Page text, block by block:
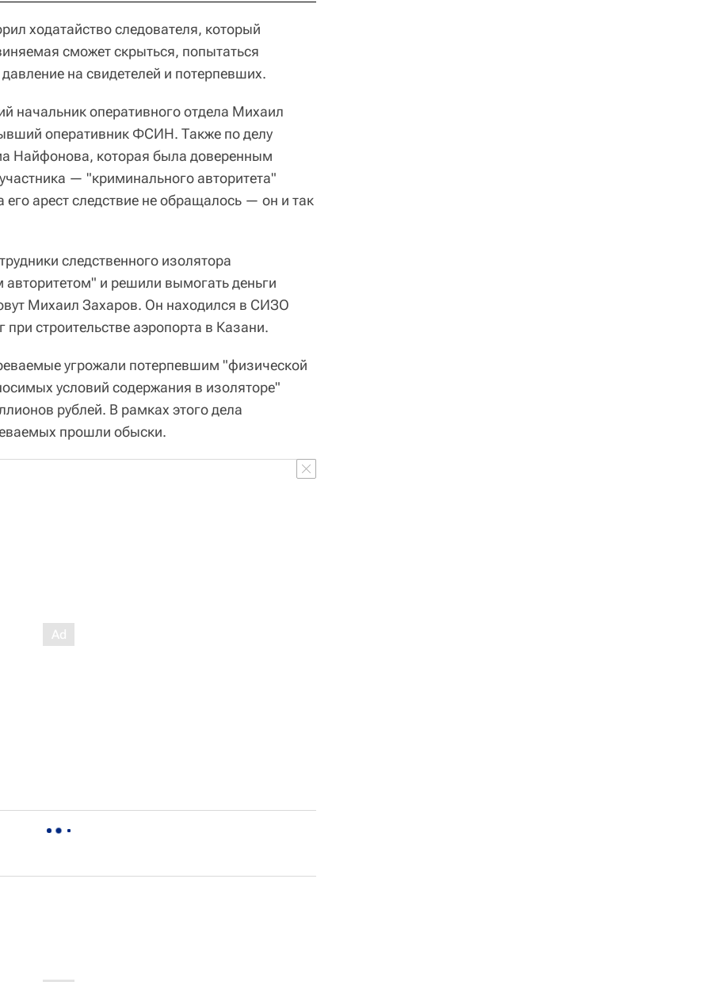
ходатайство следователя, который
сможет скрыться, попытаться
на свидетелей и потерпевших.
начальник оперативного отдела Михаил
оперативник ФСИН. Также по делу
Найфонова, которая была доверенным
— "криминального авторитета"
его арест следствие не обращалось — он и так
следственного изолятора
и решили вымогать деньги
Михаил Захаров. Он находился в СИЗО
строительстве аэропорта в Казани.
угрожали потерпевшим "физической
условий содержания в изоляторе"
рублей. В рамках этого дела
прошли обыски.